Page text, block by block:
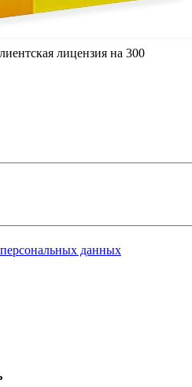
лицензия на 300
данных